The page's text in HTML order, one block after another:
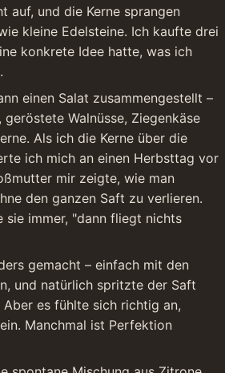
auf, und die Kerne sprangen
kleine Edelsteine. Ich kaufte drei
konkrete Idee hatte, was ich
einen Salat zusammengestellt –
Walnüsse, Ziegenkäse
Als ich die Kerne über die
ich mich an einen Herbsttag vor
mir zeigte, wie man
den ganzen Saft zu verlieren.
sie immer, "dann fliegt nichts
gemacht – einfach mit den
und natürlich spritzte der Saft
es fühlte sich richtig an,
Manchmal ist Perfektion